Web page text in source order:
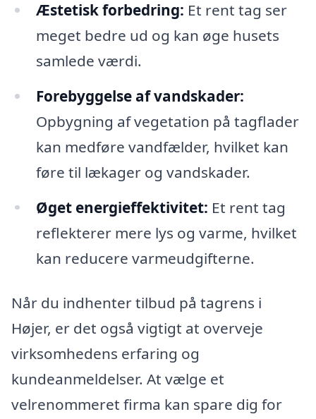
Æstetisk forbedring: Et rent tag ser
meget bedre ud og kan øge husets
samlede værdi.
Forebyggelse af vandskader:
Opbygning af vegetation på tagflader
kan medføre vandfælder, hvilket kan
føre til lækager og vandskader.
Øget energieffektivitet: Et rent tag
reflekterer mere lys og varme, hvilket
kan reducere varmeudgifterne.
Når du indhenter tilbud på tagrens i
Højer, er det også vigtigt at overveje
virksomhedens erfaring og
kundeanmeldelser. At vælge et
velrenommeret firma kan spare dig for